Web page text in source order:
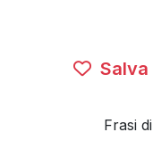
Salva
Frasi